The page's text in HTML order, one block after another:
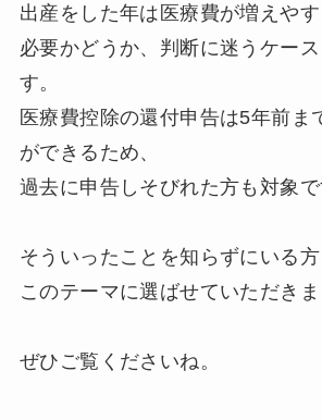
出産をした年は医療費が増えや
必要かどうか、判断に迷うケー
す。
医療費控除の還付申告は5年前ま
ができるため、
過去に申告しそびれた方も対象で
そういったことを知らずにいる方
このテーマに選ばせていただきま
ぜひご覧くださいね。